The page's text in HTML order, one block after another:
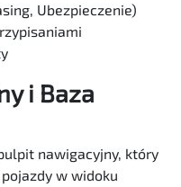
Ubezpieczenie)
i Baza
nawigacyjny, który
w widoku